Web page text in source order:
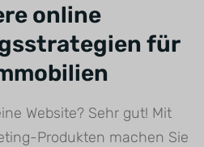
onOffice enterprise können
verwalten. Die
Sicherheit,
Zudem ermöglicht
von Multimedia-Inhalten
online
für
Website? Sehr gut! Mit
Produkten machen Sie